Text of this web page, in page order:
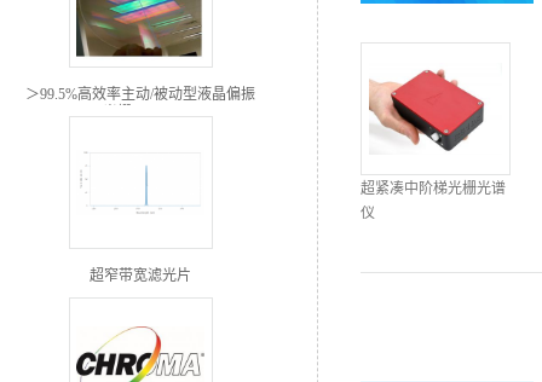
＞99.5%高效率主动/被动型液晶偏振
光栅(LCPG)
超窄带宽滤光片
超紧凑中阶梯光栅光谱
仪